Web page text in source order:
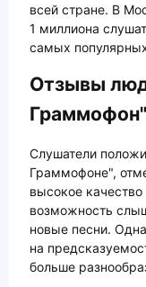
всей стране. В
1 миллиона
самых
Отзывы
Граммофон"
Слушатели
Граммофоне",
высокое
возможность
новые песни.
на
больше